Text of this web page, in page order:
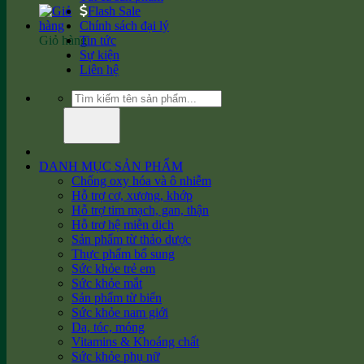
Giỏ hàng
Flash Sale
Chính sách đại lý
Tin tức
Sự kiện
Liên hệ
Tìm
kiếm:
DANH MỤC SẢN PHẨM
Chống oxy hóa và ô nhiễm
Hỗ trợ cơ, xương, khớp
Hỗ trợ tim mạch, gan, thận
Hỗ trợ hệ miễn dịch
Sản phẩm từ thảo dược
Thực phẩm bổ sung
Sức khỏe trẻ em
Sức khỏe mắt
Sản phẩm từ biển
Sức khỏe nam giới
Da, tóc, móng
Vitamins & Khoáng chất
Sức khỏe phụ nữ